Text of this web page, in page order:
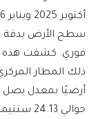
سطح الأرض بدقة
فوري. كشفت هذه
ذلك المطار
حوالي